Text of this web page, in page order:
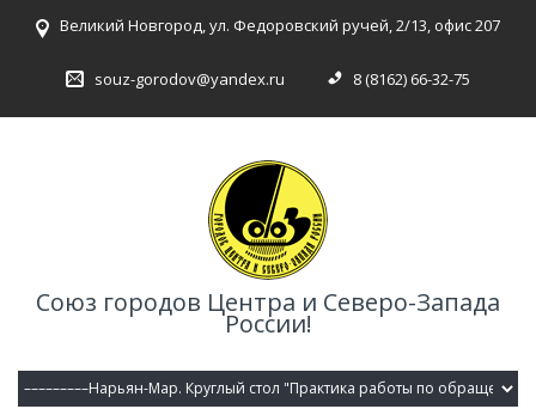
Великий Новгород, ул. Федоровский ручей, 2/13, офис 207
souz-gorodov@yandex.ru 8 (8162) 66-32-75
Союз городов Центра и Северо-Запада
России!